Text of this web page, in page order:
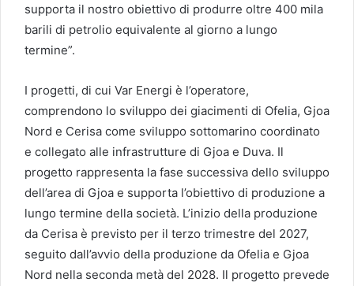
supporta il nostro obiettivo di produrre oltre 400 mila
barili di petrolio equivalente al giorno a lungo
termine”.
I progetti, di cui Var Energi è l’operatore,
comprendono lo sviluppo dei giacimenti di Ofelia, Gjoa
Nord e Cerisa come sviluppo sottomarino coordinato
e collegato alle infrastrutture di Gjoa e Duva. Il
progetto rappresenta la fase successiva dello sviluppo
dell’area di Gjoa e supporta l’obiettivo di produzione a
lungo termine della società. L’inizio della produzione
da Cerisa è previsto per il terzo trimestre del 2027,
seguito dall’avvio della produzione da Ofelia e Gjoa
Nord nella seconda metà del 2028. Il progetto prevede